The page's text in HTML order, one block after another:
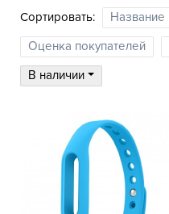
Сортировать: Название
Оценка покупателей
В наличии